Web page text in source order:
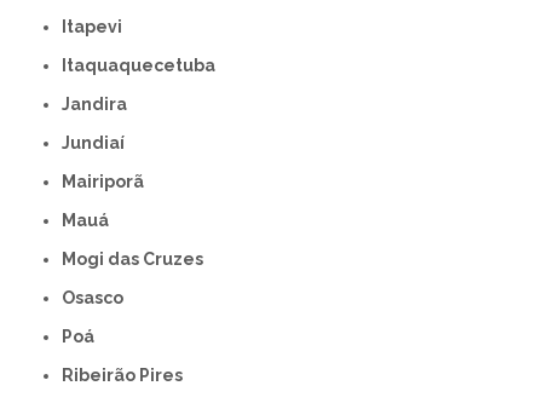
Itapevi
Itaquaquecetuba
Jandira
Jundiaí
Mairiporã
Mauá
Mogi das Cruzes
Osasco
Poá
Ribeirão Pires